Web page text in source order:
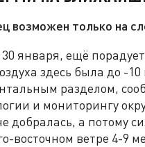
возможен только на
30 января, ещё
здесь была до -
разделом,
и мониторингу
добралась, а потому
восточном ветре 4-9